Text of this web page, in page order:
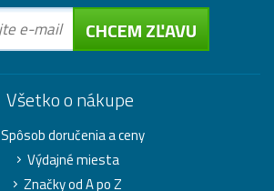
CHCEM ZĽAVU
Všetko o nákupe
Spôsob doručenia a ceny
Výdajné miesta
Značky od A po Z